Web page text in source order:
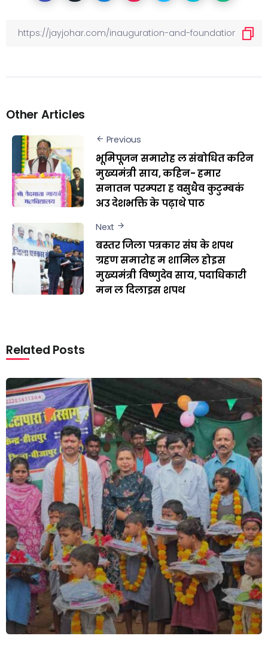
Other Articles
Previous
भूमिपूजन समारोह ल संबोधित करिन
मुख्यमंत्री साय, कहिन- हमार
सनातन परम्परा ह वसुधैव कुटुम्बकं
अउ देशभक्ति के पढ़ाथे पाठ
Next
बस्तर जिला पत्रकार संघ के शपथ
ग्रहण समारोह म शामिल होइस
मुख्यमंत्री विष्णुदेव साय, पदाधिकारी
मन ल दिलाइस शपथ
Related Posts